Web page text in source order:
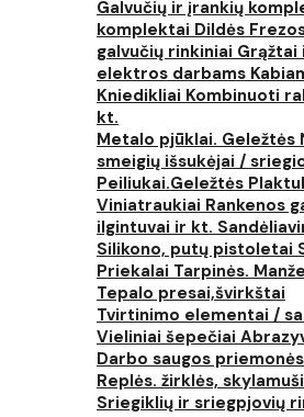
Galvučių ir įrankių
komplektai Dildės
galvučių rinkiniai Grąžtai
elektros darbams
Kniedikliai Kombinuoti
kt.
Metalo pjūklai. Geležtės
smeigių išsukėjai /
Peiliukai.Geležtės
Viniatraukiai Rankenos
ilgintuvai ir kt.
Silikono, putų pistoletai
Priekalai Tarpinės.
Tepalo presai,švirkštai
Tvirtinimo elementai /
Vieliniai šepečiai
Darbo saugos priemonės
Replės. žirklės,
Sriegiklių ir sriegpjovių